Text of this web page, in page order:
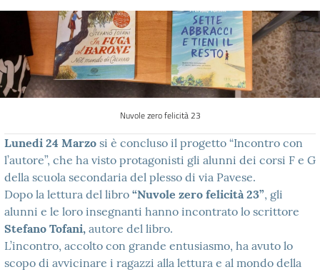
Nuvole zero felicità 23
Lunedi 24 Marzo si è concluso il progetto “Incontro con
l’autore”, che ha visto protagonisti gli alunni dei corsi F e G
della scuola secondaria del plesso di via Pavese.
Dopo la lettura del libro “Nuvole zero felicità 23”, gli
alunni e le loro insegnanti hanno incontrato lo scrittore
Stefano Tofani, autore del libro.
L’incontro, accolto con grande entusiasmo, ha avuto lo
scopo di avvicinare i ragazzi alla lettura e al mondo della